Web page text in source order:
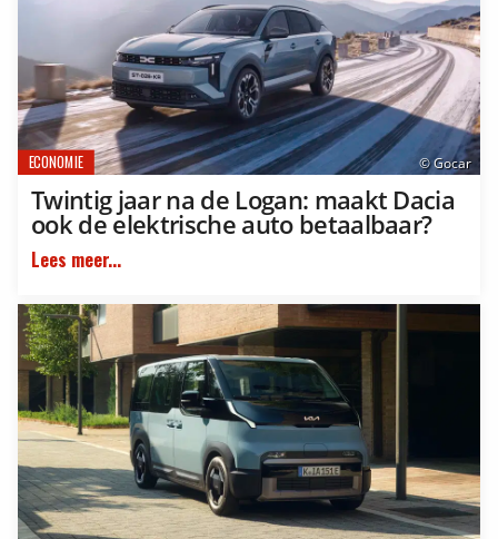
© Gocar
ECONOMIE
Twintig jaar na de Logan: maakt Dacia
ook de elektrische auto betaalbaar?
Lees meer...